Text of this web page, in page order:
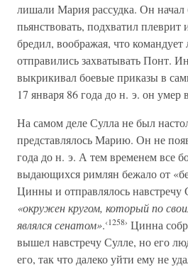
лишали Мария рассудка. Он начал
пьянствовать, подхватил плеврит
бредил, воображая, что
отправились захватывать Понт.
выкрикивал боевые приказы в
17 января 86 года до н. э. он умер
На самом деле Сулла не был
представлялось Марию. Он не
года до н. э. А тем временем все
выдающихся римлян бежало от
Цинны и отправлялось навстречу
«окружен кругом, который по
являлся сенатом».‹1258› Цинна
вышел навстречу Сулле, но его
его, так что далеко уйти ему не